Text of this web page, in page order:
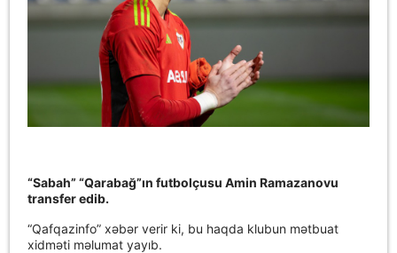
“Sabah” “Qarabağ”ın futbolçusu Amin Ramazanovu
transfer edib.
“Qafqazinfo” xəbər verir ki, bu haqda klubun mətbuat
xidməti məlumat yayıb.